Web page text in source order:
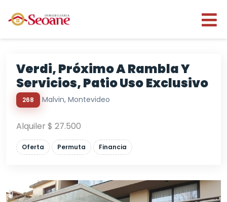
Verdi, Próximo A Rambla Y
Servicios, Patio Uso Exclusivo
268 Malvi­n, Montevideo
Alquiler $ 27.500
Oferta Permuta Financia